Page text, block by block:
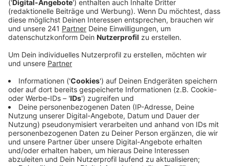
Anzeige
Der Däne hatte nur zwei Trainingseinheiten, um die
Entsprechend groß ist die Spannung, wie schnell seine
Ideen umgesetzt werden können. Bayer 04 steht nach
einem schwachen Saisonstart unter Druck und will mit
einem Heimsieg den Anschluss an die oberen
Tabellenplätze wiederherstellen. Eintracht Frankfurt
reist allerdings ungeschlagen an und dürfte der
Werkself alles abverlangen. Anstoß in der